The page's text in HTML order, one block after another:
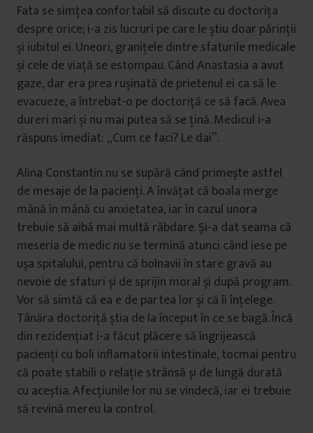
Fata se simțea confortabil să discute cu doctorița
despre orice; i-a zis lucruri pe care le știu doar părinții
și iubitul ei. Uneori, granițele dintre sfaturile medicale
și cele de viață se estompau. Când Anastasia a avut
gaze, dar era prea rușinată de prietenul ei ca să le
evacueze, a întrebat-o pe doctoriță ce să facă. Avea
dureri mari și nu mai putea să se țină. Medicul i-a
răspuns imediat: „Cum ce faci? Le dai”.
Alina Constantin nu se supără când primește astfel
de mesaje de la pacienți. A învățat că boala merge
mână în mână cu anxietatea, iar în cazul unora
trebuie să aibă mai multă răbdare. Și-a dat seama că
meseria de medic nu se termină atunci când iese pe
ușa spitalului, pentru că bolnavii în stare gravă au
nevoie de sfaturi și de sprijin moral și după program.
Vor să simtă că ea e de partea lor și că îi înțelege.
Tânăra doctoriță știa de la început în ce se bagă. Încă
din rezidențiat i-a făcut plăcere să îngrijească
pacienți cu boli inflamatorii intestinale, tocmai pentru
că poate stabili o relație strânsă și de lungă durată
cu aceștia. Afecțiunile lor nu se vindecă, iar ei trebuie
să revină mereu la control.